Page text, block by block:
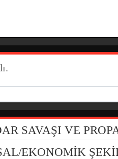
SAVAŞI VE
EKONOMİK